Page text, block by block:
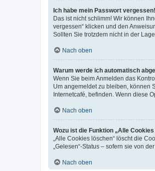
Ich habe mein Passwort vergessen!
Das ist nicht schlimm! Wir können
vergessen“ klicken und den
Sollten Sie trotzdem nicht in der
Nach oben
Warum werde ich automatisch
Wenn Sie beim Anmelden das
Um angemeldet zu bleiben, können
Internetcafé, befinden. Wenn diese
Nach oben
Wozu ist die Funktion „Alle
„Alle Cookies löschen“ löscht die
„Gelesen“-Status – sofern sie von
Nach oben